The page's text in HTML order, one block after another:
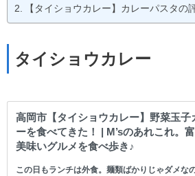
【タイショウカレー】カレーパスタの
タイショウカレー
高岡市【タイショウカレー】野菜玉子
ーを食べてきた！ | M’sのあれこれ。
美味いグルメを食べ歩き♪
この日もランチは外食。麺類ばかりじゃダメな